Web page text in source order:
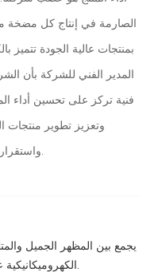
الصارمة في إنتاج كل مضخة
بمنتجات عالية الجودة تتميز
المدير الفني للشركة بأن
فنية تركز على تحسين أداء
وتعزيز تطوير منتجات
يجمع بين المظهر الجميل